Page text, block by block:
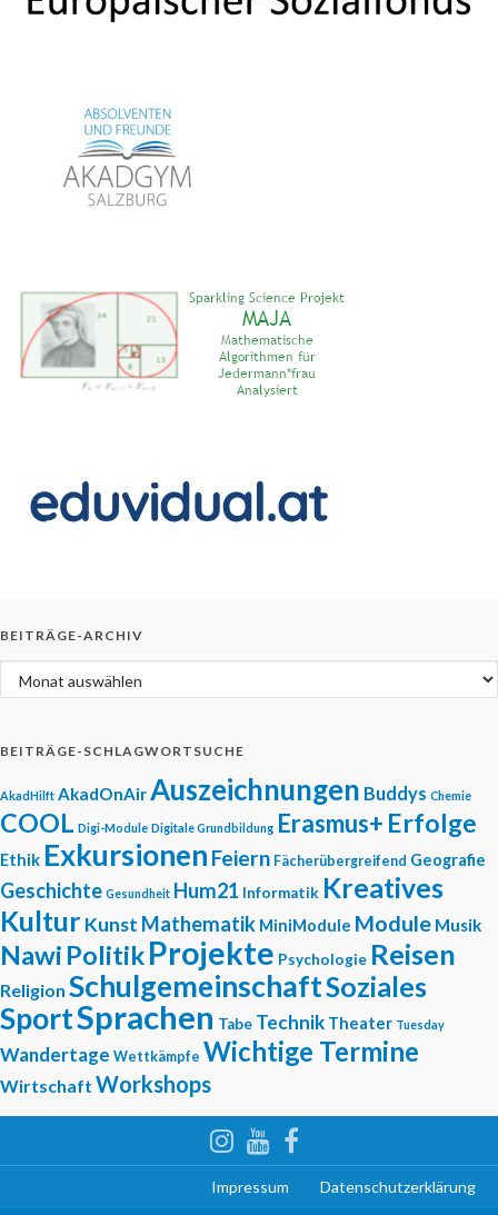
BEITRÄGE-ARCHIV
Beiträge-Archiv
BEITRÄGE-SCHLAGWORTSUCHE
AkadHilft AkadOnAirAuszeichnungen Buddys Chemie
COOL Digi-Module Digitale Grundbildung Erasmus+ Erfolge
Ethik Exkursionen Feiern Fächerübergreifend Geografie
Geschichte Gesundheit Hum21 Informatik Kreatives
KulturKunst Mathematik MiniModule Module Musik
Nawi PolitikProjekte Psychologie Reisen
Religion SchulgemeinschaftSoziales
SportSprachen Tabe Technik Theater Tuesday
Wandertage Wettkämpfe Wichtige Termine
Wirtschaft Workshops
Impressum Datenschutzerklärung